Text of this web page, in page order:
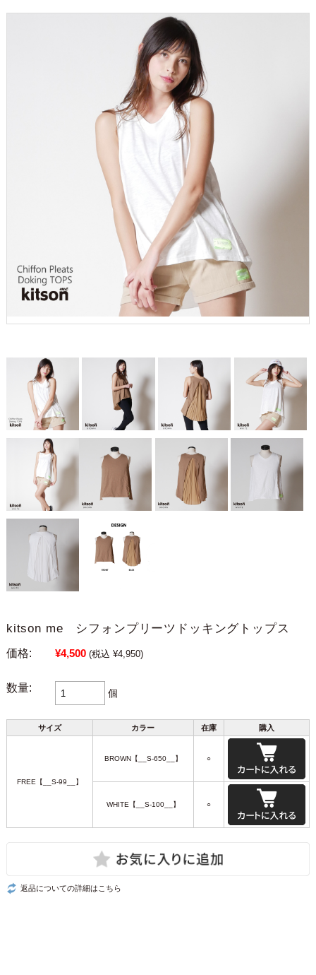
kitson me シフォンプリーツドッキングトップス
価格: ¥4,500 (税込 ¥4,950)
数量: 個
サイズ カラー 在庫 購入
FREE【__S-99__】
BROWN【__S-650__】 ○
WHITE【__S-100__】 ○
返品についての詳細はこちら